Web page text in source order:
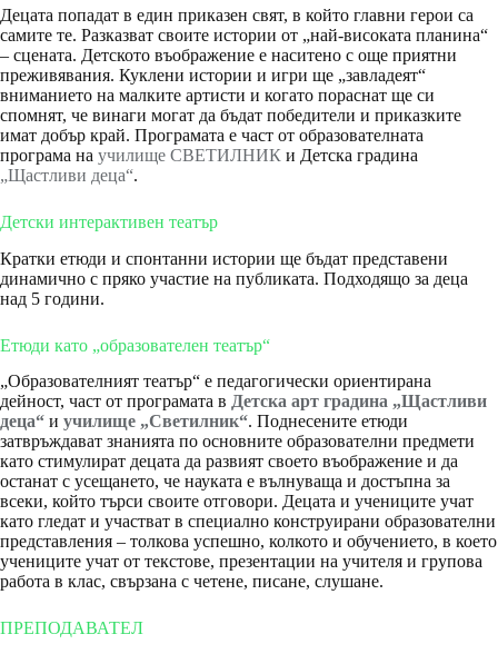
Децата попадат в един приказен свят, в който главни герои са
самите те. Разказват своите истории от „най-високата планина“
– сцената. Детското въображение е наситено с още приятни
преживявания. Куклени истории и игри ще „завладеят“
вниманието на малките артисти и когато пораснат ще си
спомнят, че винаги могат да бъдат победители и приказките
имат добър край. Програмата е част от образователната
програма на училище СВЕТИЛНИК и Детска градина
„Щастливи деца“.
Детски интерактивен театър
Кратки етюди и спонтанни истории ще бъдат представени
динамично с пряко участие на публиката. Подходящо за деца
над 5 години.
Етюди като „образователен театър“
„Образователният театър“ е педагогически ориентирана
дейност, част от програмата в Детска арт градина „Щастливи
деца“ и училище „Светилник“. Поднесените етюди
затвръждават знанията по основните образователни предмети
като стимулират децата да развият своето въображение и да
останат с усещането, че науката е вълнуваща и достъпна за
всеки, който търси своите отговори. Децата и учениците учат
като гледат и участват в специално конструирани образователни
представления – толкова успешно, колкото и обучението, в което
учениците учат от текстове, презентации на учителя и групова
работа в клас, свързана с четене, писане, слушане.
ПРЕПОДАВАТЕЛ